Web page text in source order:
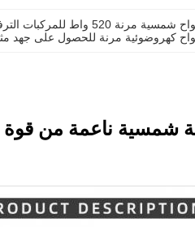
شمسية مرنة 520 واط للمركبات الترفيهية
كهروضوئية مرنة للحصول على جهد
ناعمة من قوة 520 واط لمادة السقف